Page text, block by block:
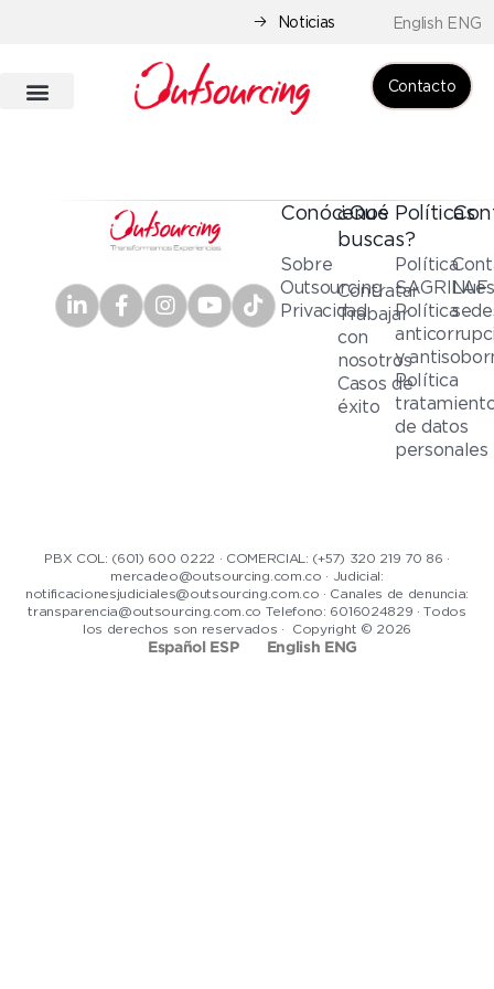
Noticias English ENG
Contacto
Conócenos
Sobre
Outsourcing
Privacidad
¿Qué
buscas?
Contratar
Trabajar
con
nosotros
Casos de
éxito
Políticas
Política
SAGRILAF
Política
y
Política
de datos
personales
PBX COL: (601) 600 0222 · COMERCIAL: (+57) 320 219 70 86 ·
mercadeo@outsourcing.com.co · Judicial:
notificacionesjudiciales@outsourcing.com.co · Canales de denuncia:
transparencia@outsourcing.com.co Telefono: 6016024829 · Todos
los derechos son reservados · Copyright © 2026
Español ESP English ENG